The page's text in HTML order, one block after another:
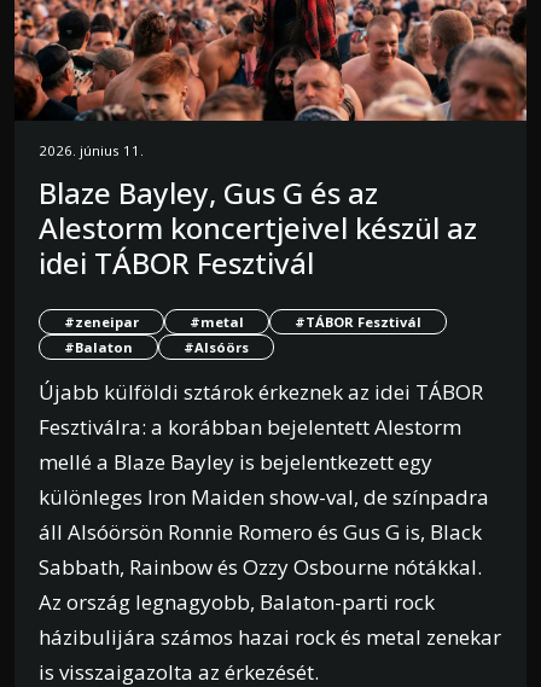
2026. június 11.
Blaze Bayley, Gus G és az
Alestorm koncertjeivel készül az
idei TÁBOR Fesztivál
#zeneipar #metal
#TÁBOR Fesztivál
#Balaton
#Alsóörs
Újabb külföldi sztárok érkeznek az idei TÁBOR
Fesztiválra: a korábban bejelentett Alestorm
mellé a Blaze Bayley is bejelentkezett egy
különleges Iron Maiden show-val, de színpadra
áll Alsóörsön Ronnie Romero és Gus G is, Black
Sabbath, Rainbow és Ozzy Osbourne nótákkal.
Az ország legnagyobb, Balaton-parti rock
házibulijára számos hazai rock és metal zenekar
is visszaigazolta az érkezését.